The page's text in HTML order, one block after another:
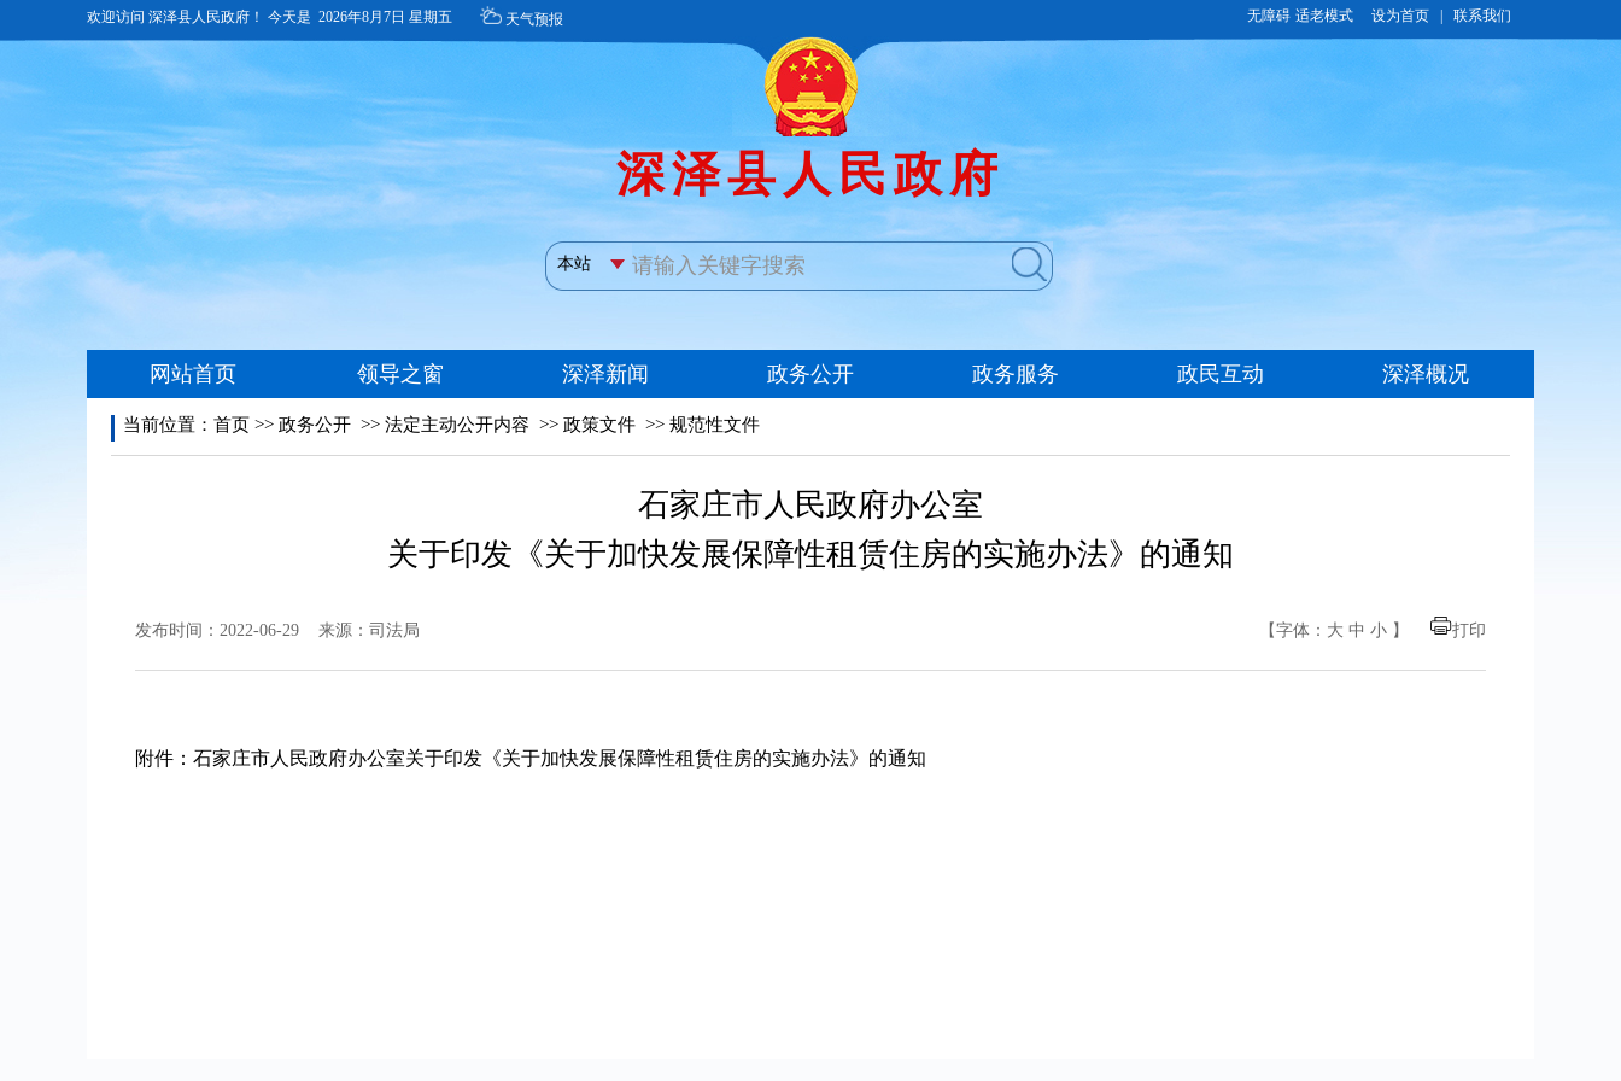
无障碍 适老模式
当前位置： 首页 >> 政务公开 >> 法定主动公开内容 >> 政策文件 >> 规范性文件
石家庄市人民政府办公室
关于印发《关于加快发展保障性租赁住房的实施办法》的通知
发布时间：2022-06-29 来源：司法局 【字体： 大 中 小 】 打印
附件： 石家庄市人民政府办公室关于印发《关于加快发展保障性租赁住房的实施办法》的通知